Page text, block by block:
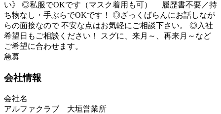
い》 ◎私服でOKです（マスク着用も可） 履歴書不要／持
ち物なし・手ぶらでOKです！ ◎ざっくばらんにお話しなが
らの面接なので 不安な点はお気軽にご相談下さい。 ◎入社
希望日もご相談ください！ スグに、来月～、再来月～など
ご希望に合わせます。
急募
会社情報
会社名
アルファクラブ 大垣営業所